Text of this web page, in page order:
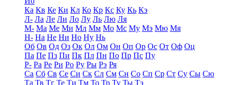
Ка Кв Ке Ки Кл Ко Кр Кс Ку Кь Кэ
Л- Ла Ле Ли Ло Лу Ль Лю Ля
М- Ма Ме Ми Мл Мм Мо Мс Му Мэ Мю Мя
Н- На Не Ни Но Ну Нь
Об Ов Од Оз Ок Ол Ом Он Оп Ор Ос От Оф Оц
Па Пе Пз Пи Пк Пл Пн По Пр Пс Пу
Р- Ра Ре Ри Ро Ру Ры Рэ Ря
Са Сб Св Се Си Ск Сл См Сн Со Сп Ср Ст Су Сы Сю
Та Тв Тг Те Ти Тм То Тр Ту Ты Тэ